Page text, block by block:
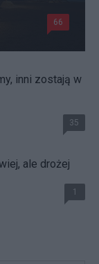
66
inni zostają w
35
ale drożej
1